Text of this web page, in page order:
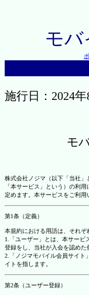
モバ
施行日：2024年
モ
株式会社ノジマ（以下「当社
「本サービス」という）の利
定めます。本サービスをご利用
第1条（定義）
本規約における用語は、それぞ
1.「ユーザー」とは、本サービ
登録をし、当社が入会を認めた
2.「ノジマモバイル会員サイト
イトを指します。
第2条（ユーザー登録）